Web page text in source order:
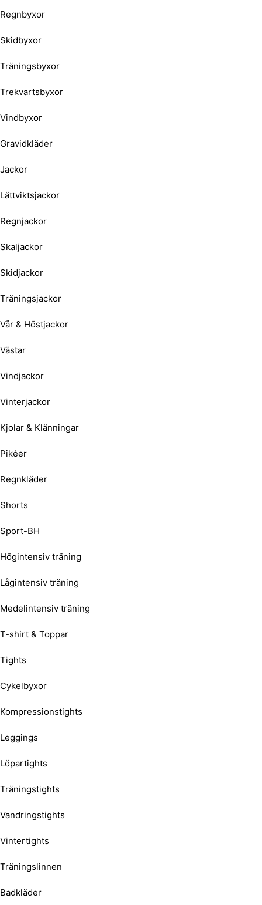
Regnbyxor
Skidbyxor
Träningsbyxor
Trekvartsbyxor
Vindbyxor
Gravidkläder
Jackor
Lättviktsjackor
Regnjackor
Skaljackor
Skidjackor
Träningsjackor
Vår & Höstjackor
Västar
Vindjackor
Vinterjackor
Kjolar & Klänningar
Pikéer
Regnkläder
Shorts
Sport-BH
Högintensiv träning
Lågintensiv träning
Medelintensiv träning
T-shirt & Toppar
Tights
Cykelbyxor
Kompressionstights
Leggings
Löpartights
Träningstights
Vandringstights
Vintertights
Träningslinnen
Badkläder